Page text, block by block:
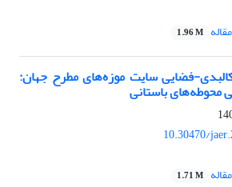
1.96 M
فضایی سایت موزه‌‌های مطرح جهان:
محوطه‌های باستانی
10.30470/
1.71 M